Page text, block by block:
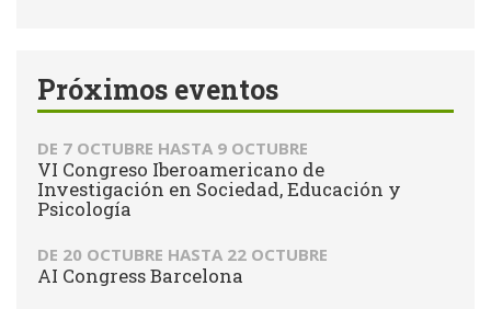
Próximos eventos
DE 7 OCTUBRE HASTA 9 OCTUBRE
VI Congreso Iberoamericano de
Investigación en Sociedad, Educación y
Psicología
DE 20 OCTUBRE HASTA 22 OCTUBRE
AI Congress Barcelona